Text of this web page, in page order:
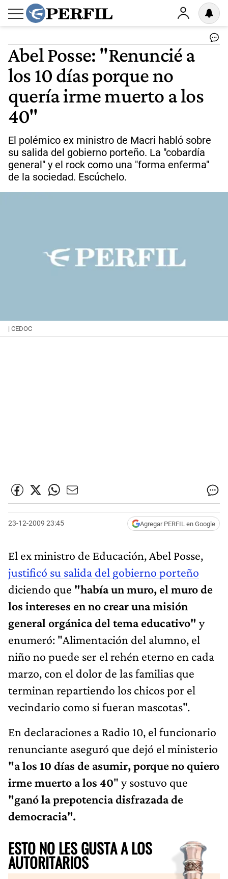
Abel Posse: "Renuncié a
los 10 días porque no
quería irme muerto a los
40"
El polémico ex ministro de Macri habló sobre
su salida del gobierno porteño. La "cobardía
general" y el rock como una "forma enferma"
de la sociedad. Escúchelo.
| CEDOC
23-12-2009 23:45 Agregar PERFIL en Google
El ex ministro de Educación, Abel Posse,
justificó su salida del gobierno porteño
diciendo que "había un muro, el muro de
los intereses en no crear una misión
general orgánica del tema educativo" y
enumeró: "Alimentación del alumno, el
niño no puede ser el rehén eterno en cada
marzo, con el dolor de las familias que
terminan repartiendo los chicos por el
vecindario como si fueran mascotas".
En declaraciones a Radio 10, el funcionario
renunciante aseguró que dejó el ministerio
"a los 10 días de asumir, porque no quiero
irme muerto a los 40" y sostuvo que
"ganó la prepotencia disfrazada de
democracia".
ESTO NO LES GUSTA A LOS
AUTORITARIOS